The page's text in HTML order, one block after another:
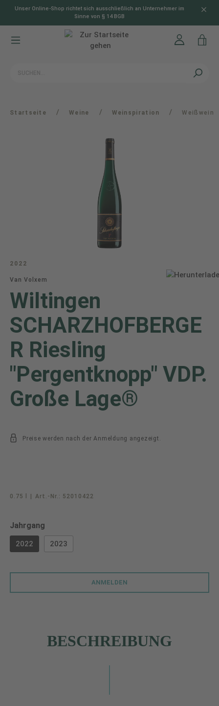
springen
Unser Online-Shop richtet sich ausschließlich an Unternehmer im
Sinne von § 14 BGB
Startseite / Weine / Weinspiration / Weißwein
2022
Van Volxem
Wiltingen
SCHARZHOFBERGE
R Riesling
"Pergentknopp" VDP.
Große Lage®
Preise werden nach der Anmeldung angezeigt.
0.75 l Art.-Nr.: 52010422
Jahrgang
2022 2023
ANMELDEN
BESCHREIBUNG